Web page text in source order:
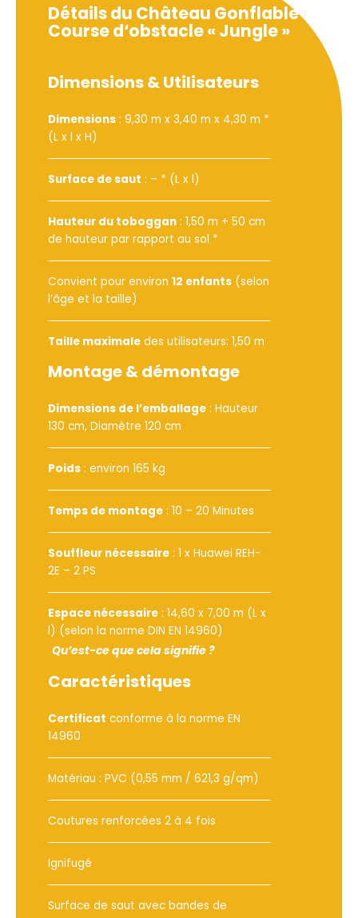
Détails du Château Gonflable
Course d‘obstacle « Jungle »
Dimensions & Utilisateurs
Dimensions : 9,30 m x 3,40 m x 4,30 m *
(L x l x H)
Surface de saut : – * (L x l)
Hauteur du toboggan : 1,50 m + 50 cm
de hauteur par rapport au sol *
Convient pour environ 12 enfants (selon
l’âge et la taille)
Taille maximale des utilisateurs: 1,50 m
Montage & démontage
Dimensions de l’emballage : Hauteur
130 cm, Diamètre 120 cm
Poids : environ 165 kg
Temps de montage : 10 – 20 Minutes
Souffleur nécessaire : 1 x Huawei REH-
2E – 2 PS
Espace nécessaire : 14,60 x 7,00 m (L x
l) (selon la norme DIN EN 14960)
Qu’est-ce que cela signifie ?
Caractéristiques
Certificat conforme à la norme EN
14960
Matériau : PVC (0,55 mm / 621,3 g/qm)
Coutures renforcées 2 à 4 fois
Ignifugé
Surface de saut avec bandes de